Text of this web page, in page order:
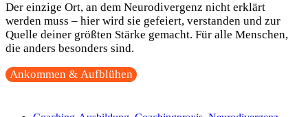
Der einzige Ort, an dem Neurodivergenz nicht erklärt
werden muss – hier wird sie gefeiert, verstanden und zur
Quelle deiner größten Stärke gemacht. Für alle Menschen,
die anders besonders sind.
Ankommen & Aufblühen